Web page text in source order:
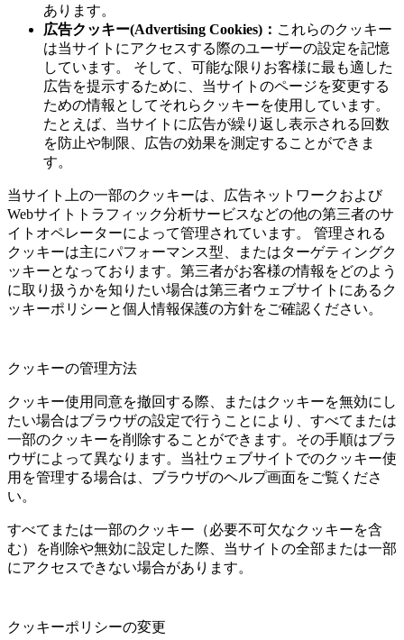
あります。
広告クッキー(Advertising Cookies)： これらのクッキー
は当サイトにアクセスする際のユーザーの設定を記憶
しています。 そして、可能な限りお客様に最も適した
広告を提示するために、当サイトのページを変更する
ための情報としてそれらクッキーを使用しています。
たとえば、当サイトに広告が繰り返し表示される回数
を防止や制限、広告の効果を測定することができま
す。
当サイト上の一部のクッキーは、広告ネットワークおよび
Webサイトトラフィック分析サービスなどの他の第三者のサ
イトオペレーターによって管理されています。 管理される
クッキーは主にパフォーマンス型、またはターゲティングク
ッキーとなっております。第三者がお客様の情報をどのよう
に取り扱うかを知りたい場合は第三者ウェブサイトにあるク
ッキーポリシーと個人情報保護の方針をご確認ください。
クッキーの管理方法
クッキー使用同意を撤回する際、またはクッキーを無効にし
たい場合はブラウザの設定で行うことにより、すべてまたは
一部のクッキーを削除することができます。その手順はブラ
ウザによって異なります。当社ウェブサイトでのクッキー使
用を管理する場合は、ブラウザのヘルプ画面をご覧くださ
い。
すべてまたは一部のクッキー（必要不可欠なクッキーを含
む）を削除や無効に設定した際、当サイトの全部または一部
にアクセスできない場合があります。
クッキーポリシーの変更